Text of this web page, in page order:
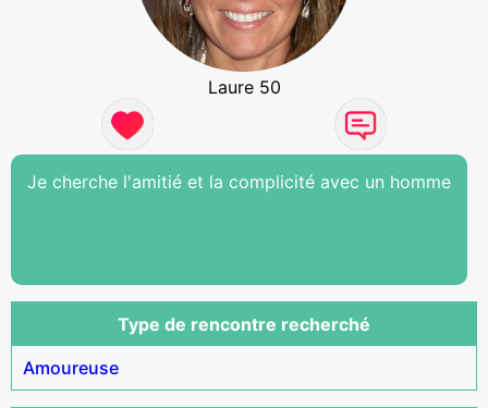
Laure 50
Je cherche l'amitié et la complicité avec un homme
Type de rencontre recherché
Amoureuse